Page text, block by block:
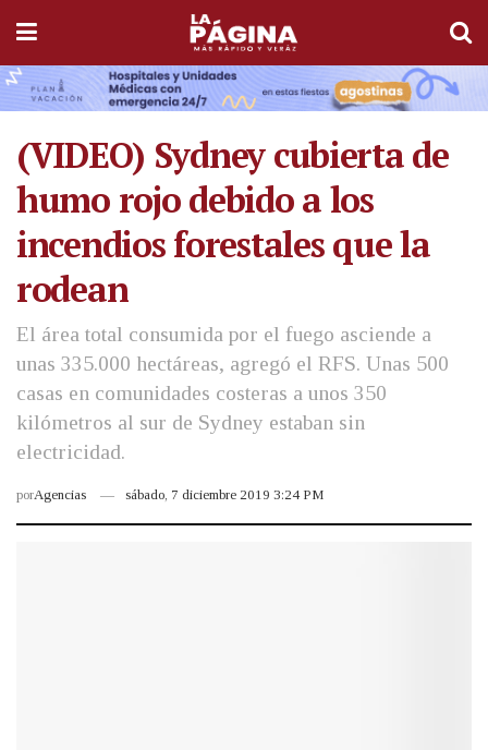
(VIDEO) Sydney cubierta de
humo rojo debido a los
incendios forestales que la
rodean
El área total consumida por el fuego asciende a
unas 335.000 hectáreas, agregó el RFS. Unas 500
casas en comunidades costeras a unos 350
kilómetros al sur de Sydney estaban sin
electricidad.
porAgencias sábado, 7 diciembre 2019 3:24 PM